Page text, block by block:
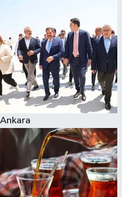
Ankara
Teknoloji
Yaşam